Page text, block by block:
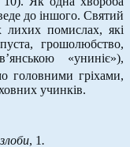
до іншого. Святий
помислах, які
грошолюбство,
«униніє»),
головними гріхами,
учинків.
, 1.